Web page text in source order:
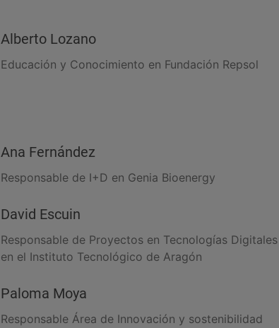
Alberto Lozano
Educación y Conocimiento en Fundación Repsol
Ana Fernández
Responsable de I+D en Genia Bioenergy
David Escuin
Responsable de Proyectos en Tecnologías Digitales
en el Instituto Tecnológico de Aragón
Paloma Moya
Responsable Área de Innovación y sostenibilidad